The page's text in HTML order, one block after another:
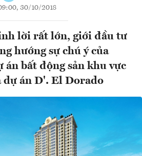
30/10/2018
lời rất lớn, giới đầu tư
hướng sự chú ý của
án bất động sản khu vực
dự án D'. El Dorado